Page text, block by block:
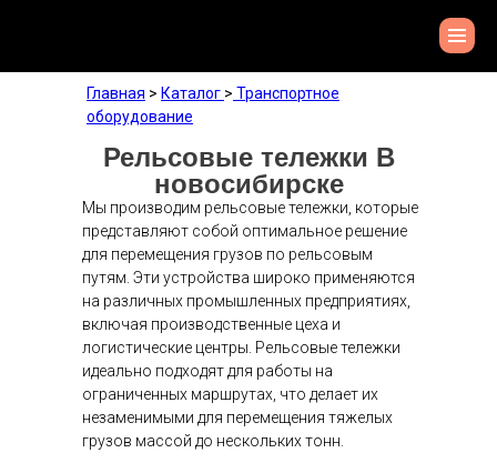
Главная > Каталог > Транспортное
оборудование
Рельсовые тележки В
новосибирске
Мы производим рельсовые тележки, которые
представляют собой оптимальное решение
для перемещения грузов по рельсовым
путям. Эти устройства широко применяются
на различных промышленных предприятиях,
включая производственные цеха и
логистические центры. Рельсовые тележки
идеально подходят для работы на
ограниченных маршрутах, что делает их
незаменимыми для перемещения тяжелых
грузов массой до нескольких тонн.